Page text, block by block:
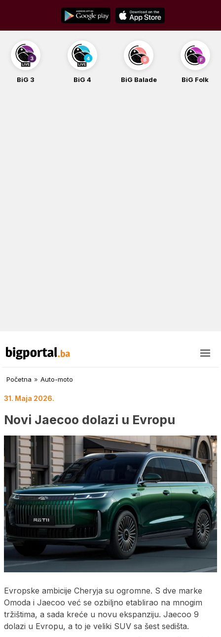
content
BiG 3 BiG 4 BiG Balade BiG Folk
Početna » Auto-moto
31. Maja 2026.
Novi Jaecoo dolazi u Evropu
Evropske ambicije Cheryja su ogromne. S dve marke
Omoda i Jaecoo već se ozbiljno etablirao na mnogim
tržištima, a sada kreće u novu ekspanziju. Jaecoo 9
dolazi u Evropu, a to je veliki SUV sa šest sedišta.